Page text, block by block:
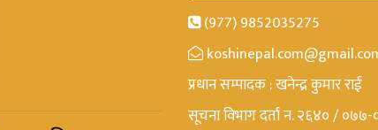
(977) 9852035275
प्रधान सम्पादक : खनेन्द्र कुमार राई
सूचना विभाग दर्ता न. २६४० /